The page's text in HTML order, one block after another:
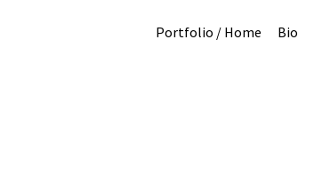
Portfolio / Home Bio